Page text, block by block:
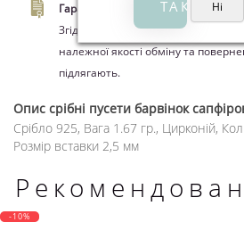
Гарантия.
14 днів офіційної
Згідно ЗУ "Про захист прав
належної якості обміну та
підлягають.
Опис срібні пусети барвінок
Срібло 925, Вага 1.67 гр., Цирконій,
Розмір вставки 2,5 мм
-10%